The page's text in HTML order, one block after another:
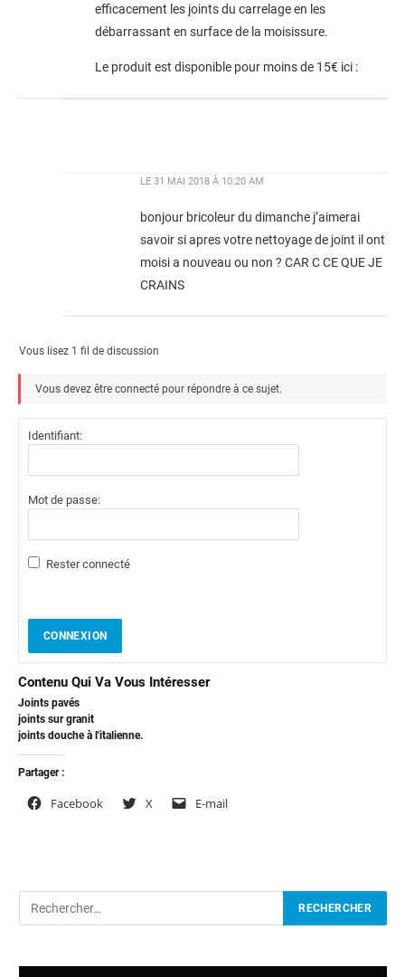
efficacement les joints du carrelage en les
débarrassant en surface de la moisissure.
Le produit est disponible pour moins de 15€ ici :
LE 31 MAI 2018 À 10:20 AM
bonjour bricoleur du dimanche j’aimerai
savoir si apres votre nettoyage de joint il ont
moisi a nouveau ou non ? CAR C CE QUE JE
CRAINS
Vous lisez 1 fil de discussion
Vous devez être connecté pour répondre à ce sujet.
Identifiant:
Mot de passe:
Rester connecté
CONNEXION
Contenu Qui Va Vous Intéresser
Joints pavés
joints sur granit
joints douche à l'italienne.
Partager :
Facebook X E-mail